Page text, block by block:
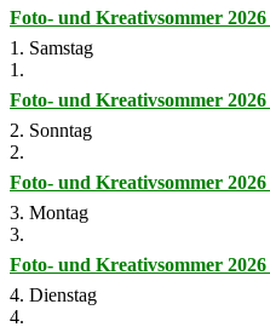
Foto- und Kreativsommer 2026
1. Samstag
1.
Foto- und Kreativsommer 2026
2. Sonntag
2.
Foto- und Kreativsommer 2026
3. Montag
3.
Foto- und Kreativsommer 2026
4. Dienstag
4.